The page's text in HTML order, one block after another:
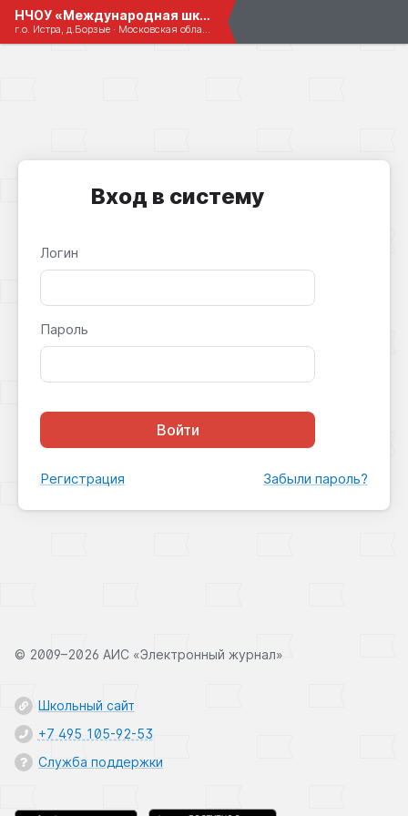
НЧОУ «Международная школа «АЛЬНАИР»
г.о. Истра, д.Борзые · Московская область
Вход в систему
Логин
Пароль
Войти
Регистрация Забыли пароль?
© 2009–2026 АИС «Электронный журнал»
Школьный сайт
+7 495 105-92-53
Служба поддержки